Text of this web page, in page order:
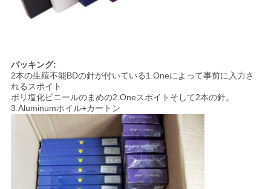
パッキング:
2本の生殖不能BDの針が付いている1.Oneによって事前に入力さ
れるスポイト
ポリ塩化ビニールのまめの2.Oneスポイトそして2本の針。
3.Aluminumホイル+カートン